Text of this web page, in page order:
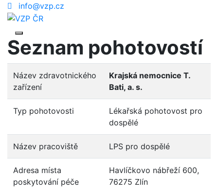
info@vzp.cz
Seznam pohotovostí
Název zdravotnického
zařízení
Krajská nemocnice T.
Bati, a. s.
Typ pohotovosti
Lékařská pohotovost pro
dospělé
Název pracoviště LPS pro dospělé
Adresa místa
poskytování péče
Havlíčkovo nábřeží 600,
76275 Zlín